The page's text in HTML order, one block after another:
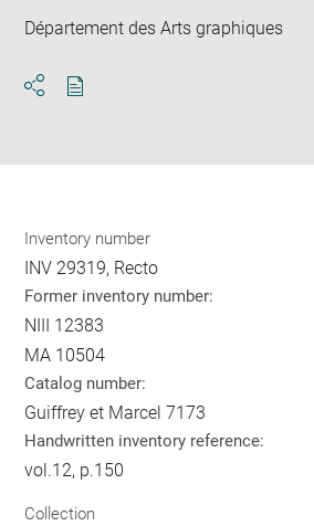
Département des Arts graphiques
Inventory number
INV 29319, Recto
Former inventory number:
NIII 12383
MA 10504
Catalog number:
Guiffrey et Marcel 7173
Handwritten inventory reference:
vol.12, p.150
Collection